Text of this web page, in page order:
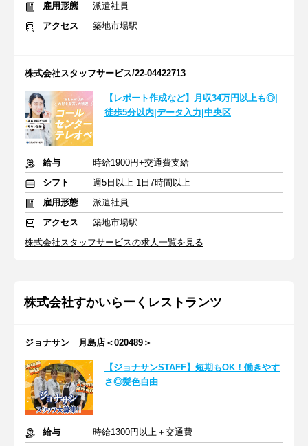
雇用形態
派遣社員
アクセス
築地市場駅
株式会社スタッフサービス/22-04422713
【レポート作成など】月収34万円以上も◎|
徒歩5分以内|データ入力|中央区
給与
時給1900円+交通費支給
シフト
週5日以上 1日7時間以上
雇用形態
派遣社員
アクセス
築地市場駅
株式会社スタッフサービスの求人一覧を見る
株式会社すかいらーくレストランツ
ジョナサン 月島店＜020489＞
【ジョナサンSTAFF】短期もOK！働きやす
さ◎髪色自由
給与
時給1300円以上＋交通費